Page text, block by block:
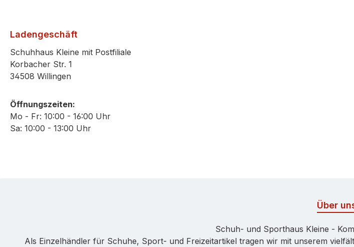
Ladengeschäft
Schuhhaus Kleine mit Postfiliale
Korbacher Str. 1
34508 Willingen
Öffnungszeiten:
Mo - Fr: 10:00 - 16:00 Uhr
Sa: 10:00 - 13:00 Uhr
Über
Schuh- und Sporthaus Kleine -
Als Einzelhändler für Schuhe, Sport- und Freizeitartikel tragen wir mit unserem